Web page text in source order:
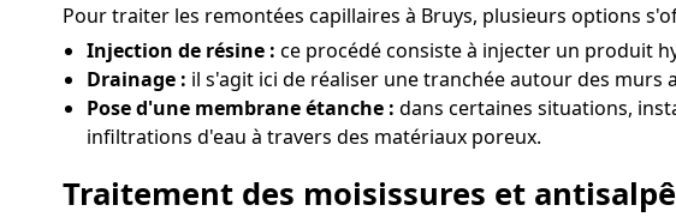
Pour traiter les remontées capillaires à Bruys, plusieurs options
Injection de résine : ce procédé consiste à injecter un produit
Drainage : il s'agit ici de réaliser une tranchée autour des murs
Pose d'une membrane étanche : dans certaines situations,
infiltrations d'eau à travers des matériaux poreux.
Traitement des moisissures et